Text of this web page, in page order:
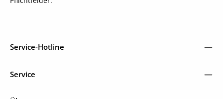
Service-Hotline
Service